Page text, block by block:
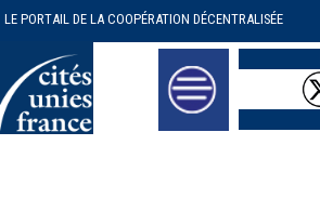
LE PORTAIL DE LA COOPÉRATION DÉCENTRALISÉE